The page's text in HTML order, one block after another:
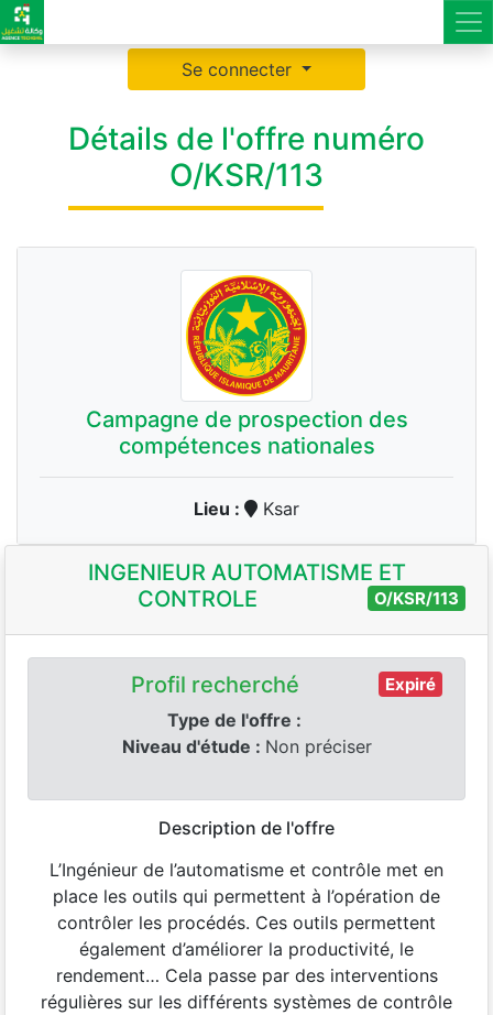
Se connecter
Détails de l'offre numéro
O/KSR/113
Campagne de prospection des
compétences nationales
Lieu : Ksar
INGENIEUR AUTOMATISME ET
CONTROLE
O/KSR/113
Profil recherché Expiré
Type de l'offre :
Niveau d'étude : Non préciser
Description de l'offre
L’Ingénieur de l’automatisme et contrôle met en
place les outils qui permettent à l’opération de
contrôler les procédés. Ces outils permettent
également d’améliorer la productivité, le
rendement… Cela passe par des interventions
régulières sur les différents systèmes de contrôle